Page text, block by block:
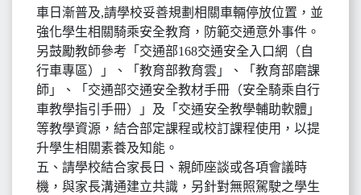
車日漸普及,請學校妥善規劃相關車輛停放位置，並
強化學生相關騎乘安全教育，防範交通意外事件。
另鼓勵教師參考「交通部168交通安全入口網（自
行車專區）」、「教育部教育雲」、「教育部磨課
師」、「交通部交通安全教材手冊（安全騎乘自行
車教學指引手冊）」及「交通安全教學輔助軟體」
等教學資源，結合部定課程或校訂課程使用，以提
升學生相關素養及知能。
五、請學校結合家長日、親師座談或各項會議時
機，與家長溝通建立共識，另針對無照駕駛之學生